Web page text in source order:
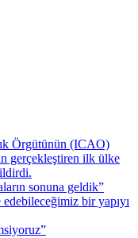
Örgütünün (ICAO)
gerçekleştiren ilk ülke
sonuna geldik”
bir yapıyı